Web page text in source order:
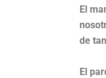
El
de
El